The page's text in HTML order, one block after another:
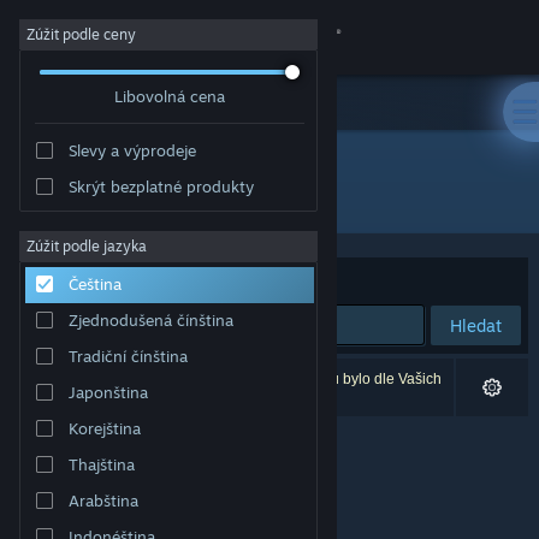
Přihlásit se
Komunita
Informace
Podpora
Změnit jazyk
Mobilní aplikace služby Steam
Desktopová verze stránky
Zúžit podle ceny
Libovolná cena
Slevy a výprodeje
Skrýt bezplatné produkty
Zúžit podle jazyka
Čeština
Zjednodušená čínština
Tradiční čínština
Japonština
Korejština
Thajština
Arabština
Vývojář: 1047 Games
Seřadit podle
Hledat
Vašemu zadání odpovídá 0 výsledků. 4 produktů bylo dle Vašich
předvoleb vyloučeno z výsledků vyhledávání.